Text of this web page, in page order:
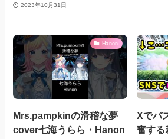
2023年10月31日
Hanon
Mrs.pampkinの滑稽な夢
cover七海うらら・Hanon
Xでバ
奮する